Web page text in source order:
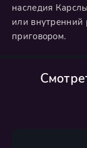
наследия
или внутренний
приговором.